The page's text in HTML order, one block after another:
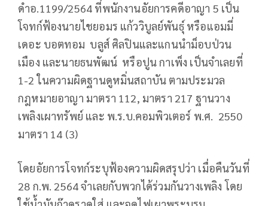
ดำอ.1199/2564 ที่พนักงานอัยการคดีอาญา 5 เป็น
โจทก์ฟ้องนายไชยอมร แก้ววิบูลย์พันธุ์ หรือแอมมี่
เดอะ บอตทอม บลูส์ ศิลปินและแกนนำม็อบป่วน
เมือง และนายธนพัฒน์ หรือปูน กาเพ็ง เป็นจำเลยที่
1-2 ในความผิดฐานดูหมิ่นสถาบัน ตามประมวล
กฎหมายอาญา มาตรา 112, มาตรา 217 ฐานวาง
เพลิงเผาทรัพย์ และ พ.ร.บ.คอมพิวเตอร์ พ.ศ. 2550
มาตรา 14 (3)
โดยอัยการโจทก์ระบุฟ้องความผิดสรุปว่า เมื่อคืนวันที่
28 ก.พ. 2564 จำเลยกับพวกได้ร่วมกันวางเพลิง โดย